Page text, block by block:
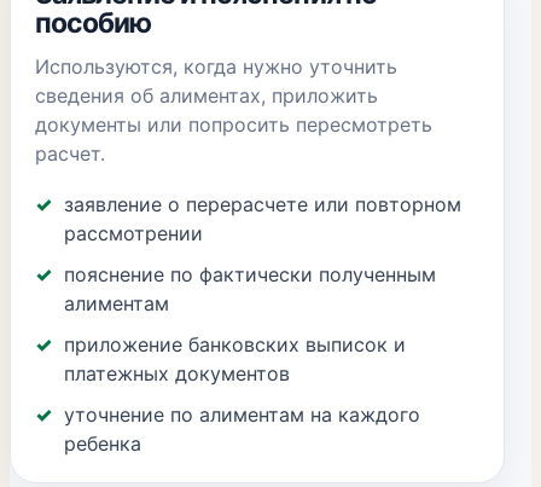
пособию
Используются, когда нужно уточнить
сведения об алиментах, приложить
документы или попросить пересмотреть
расчет.
заявление о перерасчете или повторном
рассмотрении
пояснение по фактически полученным
алиментам
приложение банковских выписок и
платежных документов
уточнение по алиментам на каждого
ребенка